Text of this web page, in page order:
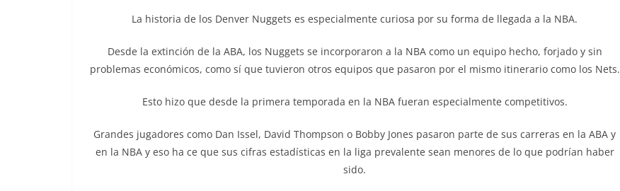
La historia de los Denver Nuggets es especialmente curiosa por su forma de llegada a la NBA.
Desde la extinción de la ABA, los Nuggets se incorporaron a la NBA como un equipo hecho, forjado y sin
problemas económicos, como sí que tuvieron otros equipos que pasaron por el mismo itinerario como los Nets.
Esto hizo que desde la primera temporada en la NBA fueran especialmente competitivos.
Grandes jugadores como Dan Issel, David Thompson o Bobby Jones pasaron parte de sus carreras en la ABA y
en la NBA y eso ha ce que sus cifras estadísticas en la liga prevalente sean menores de lo que podrían haber
sido.